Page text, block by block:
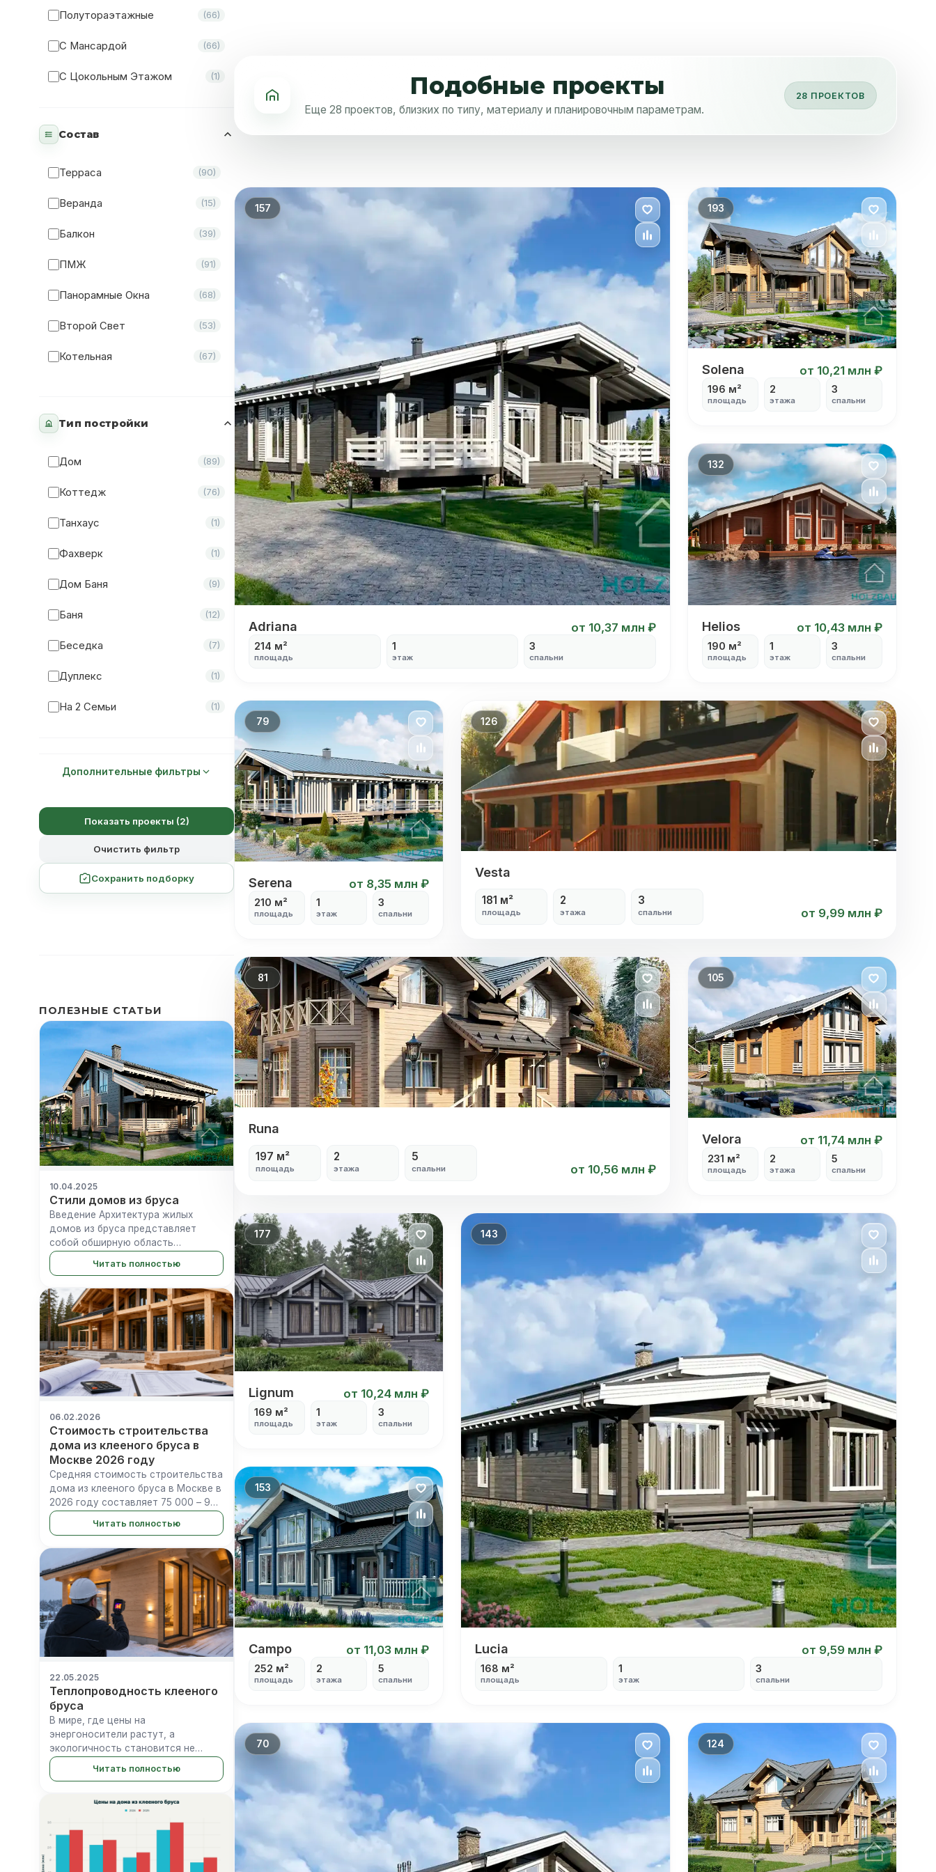
Я согласен наобработку персональных данных
Полутораэтажные (66)
С Мансардой (66)
С Цокольным Этажом (1)
Состав
Терраса (90)
Веранда (15)
Балкон (39)
ПМЖ (91)
Панорамные Окна (68)
Второй Свет (53)
Котельная (67)
Гараж
Тип постройки
Дом (89)
Коттедж (76)
Танхаус (1)
Фахверк (1)
Дом Баня (9)
Баня (12)
Беседка (7)
Дуплекс (1)
На 2 Семьи (1)
Дополнительные фильтры
Показать проекты (2)
Очистить фильтр
Сохранить подборку
ПОЛЕЗНЫЕ СТАТЬИ
10.04.2025
Стили домов из бруса
Введение Архитектура жилых
домов из бруса представляет
собой обширную область
исследования, объединяющую
традиционные строительные
дизайнерскими концепциями и
идеями. Стилистические
направлен...
Читать полностью
06.02.2026
Стоимость строительства
дома из клееного бруса в
Москве 2026 году
Средняя стоимость строительства
дома из клееного бруса в Москве в
2026 году составляет 75 000 – 90
000 руб./м² за комплектацию
«Теплый контур» и 120 000 – 150
Читать полностью
22.05.2025
Теплопроводность клееного
бруса
В мире, где цены на
энергоносители растут, а
экологичность становится не
просто модным трендом, а
необходимостью, выбор
превращается в стратегическое
материал, который в...
Читать полностью
Подобные проекты
Еще 28 проектов, близких по типу, материалу и планировочным параметрам.
28 ПРОЕКТОВ
157
Adriana
Adriana от 10,37 млн ₽
214 м²
площадь
1
этаж
3
спальни
193
Solena
Solena от 10,21 млн ₽
196 м²
площадь
2
этажа
3
спальни
132
Helios
Helios от 10,43 млн ₽
190 м²
площадь
1
этаж
3
спальни
79
Serena
Serena от 8,35 млн ₽
210 м²
площадь
1
этаж
3
спальни
126
Vesta
Vesta
от 9,99 млн ₽
181 м²
площадь
2
этажа
3
спальни
81
Runa
Runa
от 10,56 млн ₽
197 м²
площадь
2
этажа
5
спальни
105
Velora
Velora от 11,74 млн ₽
231 м²
площадь
2
этажа
5
спальни
177
Lignum
Lignum от 10,24 млн ₽
169 м²
площадь
1
этаж
3
спальни
143
Lucia
Lucia от 9,59 млн ₽
168 м²
площадь
1
этаж
3
спальни
153
Campo
Campo от 11,03 млн ₽
252 м²
площадь
2
этажа
5
спальни
70 124